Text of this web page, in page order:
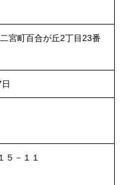
宮町百合が丘2丁目23番
５－１１